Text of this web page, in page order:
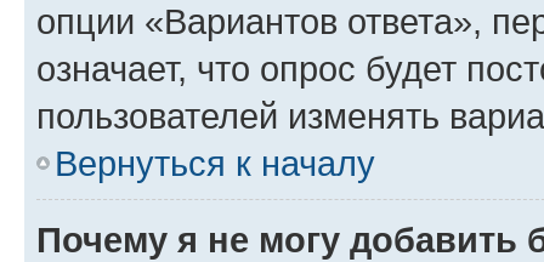
опции «Вариантов ответа»,
означает, что опрос будет
пользователей изменять
Вернуться к началу
Почему я не могу добавить